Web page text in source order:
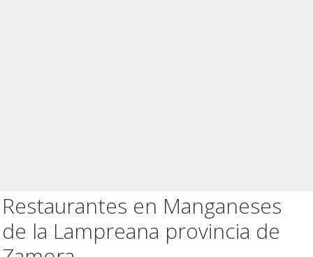
Restaurantes en Manganeses
de la Lampreana provincia de